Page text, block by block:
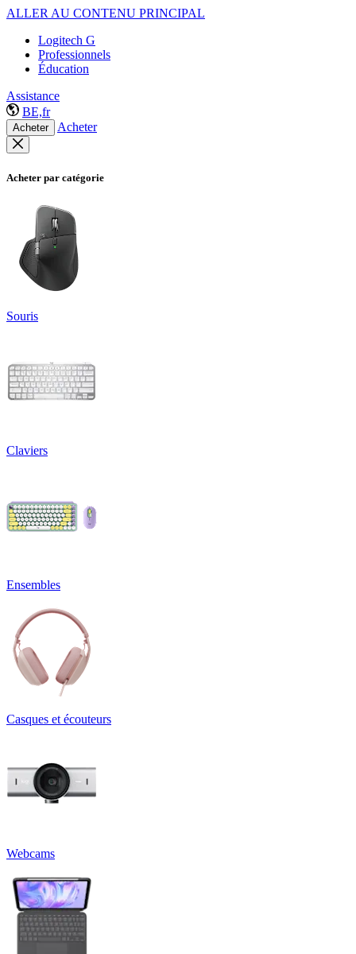
ALLER AU CONTENU PRINCIPAL
Logitech G
Professionnels
Éducation
Assistance
BE,fr
Acheter Acheter
Acheter par catégorie
Souris
Claviers
Ensembles
Casques et écouteurs
Webcams